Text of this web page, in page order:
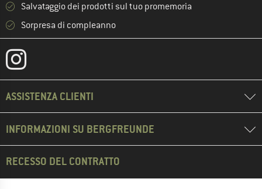
Salvataggio dei prodotti sul tuo promemoria
Sorpresa di compleanno
ASSISTENZA CLIENTI
INFORMAZIONI SU BERGFREUNDE
RECESSO DEL CONTRATTO